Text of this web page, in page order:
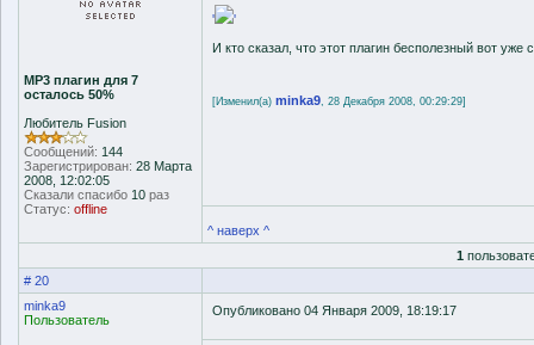
MP3 плагин для 7
осталось 50%
Любитель Fusion
Сообщений: 144
Зарегистрирован: 28 Марта
2008, 12:02:05
Сказали спасибо 10 раз
Статус: offline
'
'
И кто сказал, что этот плагин бесполезный вот уже
[Изменил(а) minka9, 28 Декабря 2008, 00:29:29]
^ наверх ^
1
# 20
minka9
Пользователь
Опубликовано 04 Января 2009, 18:19:17